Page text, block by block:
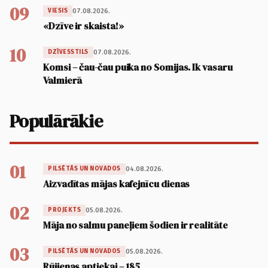
09 VIESIS 07.08.2026.
«Dzīve ir skaista!»
10 DZĪVESSTILS 07.08.2026.
Komsi – čau-čau puika no Somijas. Ik vasaru
Valmierā
Populārākie
01 PILSĒTĀS UN NOVADOS 04.08.2026.
Aizvadītas mājas kafejnīcu dienas
02 PROJEKTS 05.08.2026.
Māja no salmu paneļiem šodien ir realitāte
03 PILSĒTĀS UN NOVADOS 05.08.2026.